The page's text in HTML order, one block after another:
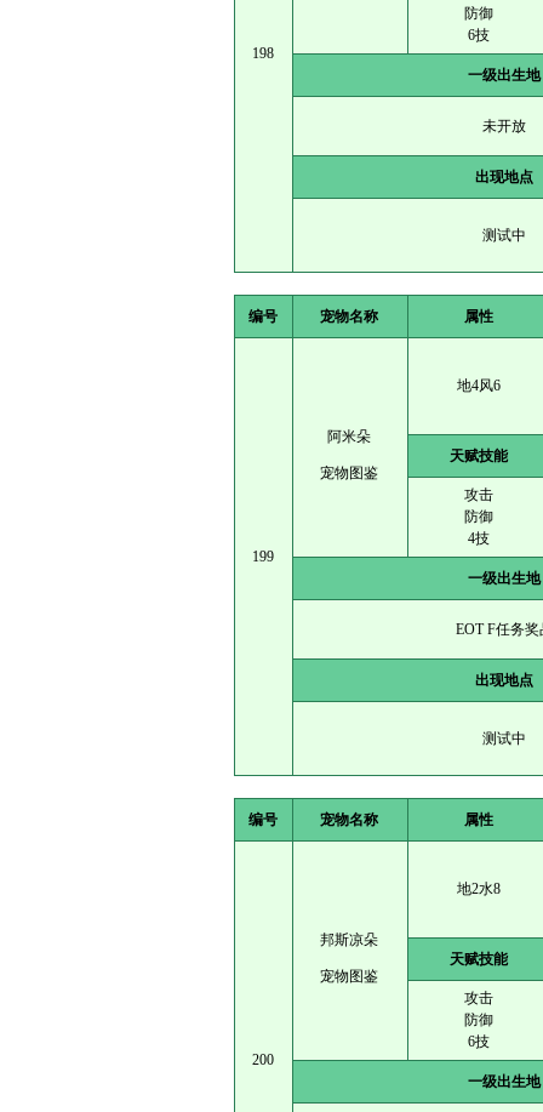
198
防御
6技
一级出生地
未开放
出现地点
测试中
编号 宠物名称 属性
199
阿米朵
宠物图鉴
地4风6
天赋技能
攻击
防御
4技
一级出生地
EOT F任务奖
出现地点
测试中
编号 宠物名称 属性
200
邦斯凉朵
宠物图鉴
地2水8
天赋技能
攻击
防御
6技
一级出生地